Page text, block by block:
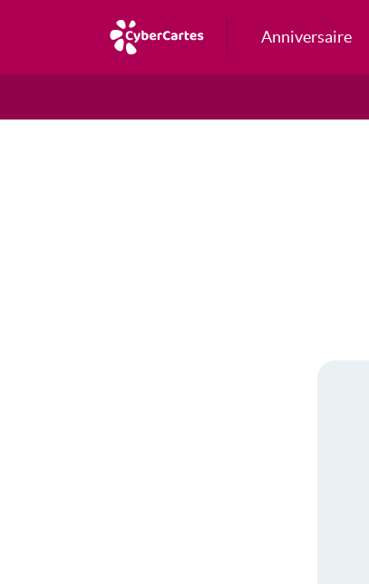
Anniversaire